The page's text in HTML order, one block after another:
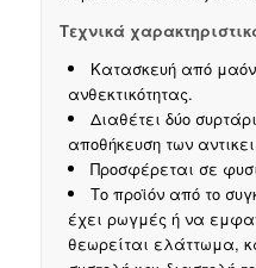
Τεχνικά
Κατασκευή από
ανθεκτικότητας.
Διαθέτει δύο
αποθήκευση των
Προσφέρεται σε
Το προϊόν από το
έχει ρωγμές ή να
θεωρείται ελάττωμα,